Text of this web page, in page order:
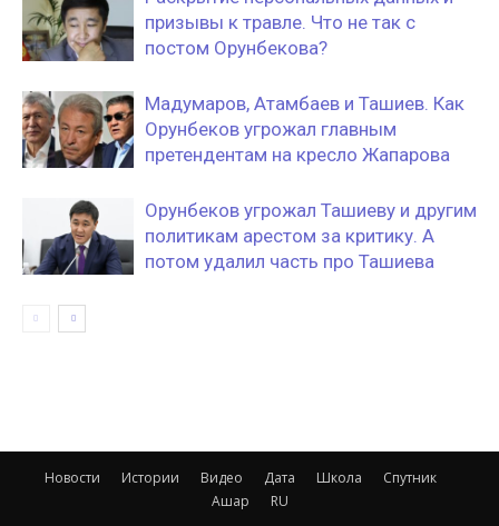
призывы к травле. Что не так с
постом Орунбекова?
Мадумаров, Атамбаев и Ташиев. Как
Орунбеков угрожал главным
претендентам на кресло Жапарова
Орунбеков угрожал Ташиеву и другим
политикам арестом за критику. А
потом удалил часть про Ташиева
Новости Истории Видео Дата Школа
Спутник
Ашар
RU